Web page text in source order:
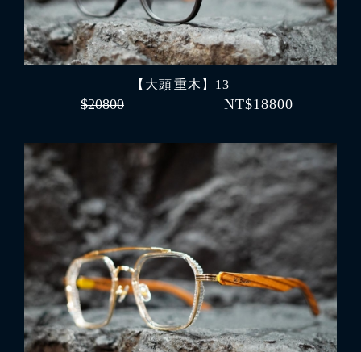
【大頭 重木】13
$20800 NT$18800